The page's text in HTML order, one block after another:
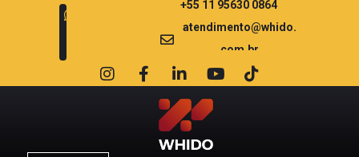
+55 11 95630 0864
atendimento@whido.
com.br